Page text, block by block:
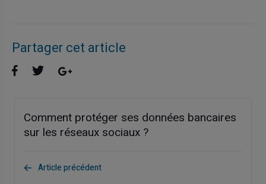
Partager cet article
Comment protéger ses données bancaires
sur les réseaux sociaux ?
Article précédent